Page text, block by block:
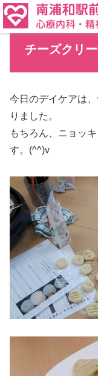
チーズクリ
今日のデイケアは
りました。
もちろん、ニョッ
す。(^^)v